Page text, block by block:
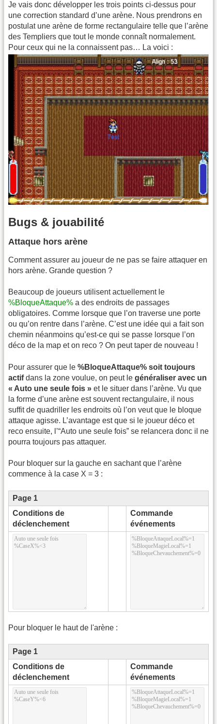
Je vais donc développer les trois points ci-dessus pour
une correction standard d’une arène. Nous prendrons en
postulat une arène de forme rectangulaire telle que l’arène
des Templiers que tout le monde connaît normalement.
Pour ceux qui ne la connaissent pas… La voici :
Bugs & jouabilité
Attaque hors arène
Comment assurer au joueur de ne pas se faire attaquer en
hors arène. Grande question ?
Beaucoup de joueurs utilisent actuellement le
%BloqueAttaque% a des endroits de passages
obligatoires. Comme lorsque que l’on traverse une porte
ou qu’on rentre dans l’arène. C’est une idée qui a fait son
chemin néanmoins qu’est-ce qui se passe lorsque l’on
déco de la map et on reco ? On peut taper de nouveau !
Pour assurer que le %BloqueAttaque% soit toujours
actifdans la zone voulue, on peut le généraliser avec un
« Auto une seule fois » et le situer dans l’arène. Vu que
la forme d’une arène est souvent rectangulaire, il nous
suffit de quadriller les endroits où l’on veut que le bloque
attaque agisse. L’avantage est que si le joueur déco et
reco ensuite, l’“Auto une seule fois” se relancera donc il ne
pourra toujours pas attaquer.
Pour bloquer sur la gauche en sachant que l’arène
commence à la case X = 3 :
Page 1
Conditions de
déclenchement
Commande
événements
Pour bloquer le haut de l'arène :
Page 1
Conditions de
déclenchement
Commande
événements